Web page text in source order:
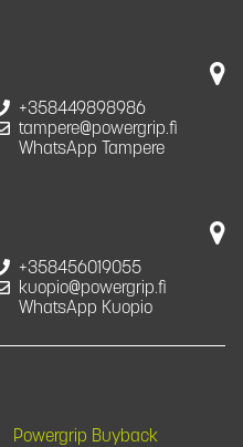
+358449898986
tampere@powergrip.fi
WhatsApp Tampere
+358456019055
kuopio@powergrip.fi
WhatsApp Kuopio
Powergrip Buyback